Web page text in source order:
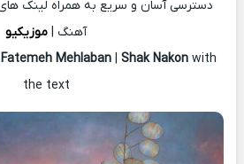
دسترسی آسان و سریع به همراه لینک
آهنگ | موزیکیو
Fatemeh Mehlaban| Shak Nakon with
the text